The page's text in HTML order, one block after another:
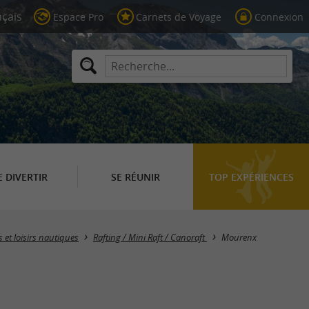
Espace Pro Carnets de Voyage Connexion
DIVERTIR SE RÉUNIR TOP EXPÉRIENCES
Masquer la carte
et loisirs nautiques Rafting / Mini Raft / Canoraft Mourenx